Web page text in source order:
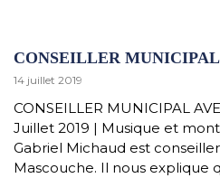
CONSEILLER MUNICIPAL
14 juillet 2019
CONSEILLER MUNICIPAL
Juillet 2019 | Musique et
Gabriel Michaud est
Mascouche. Il nous explique